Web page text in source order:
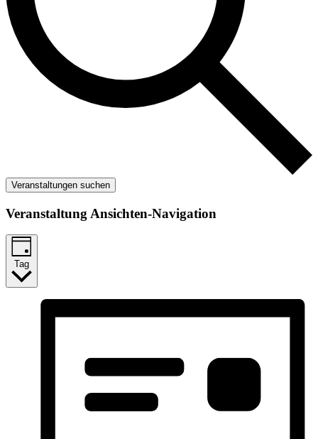
Veranstaltungen suchen
Veranstaltung Ansichten-Navigation
Tag